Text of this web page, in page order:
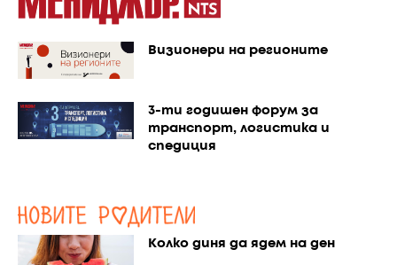
Визионери на регионите
3-ти годишен форум за
транспорт, логистика и
спедиция
Колко диня да ядем на ден